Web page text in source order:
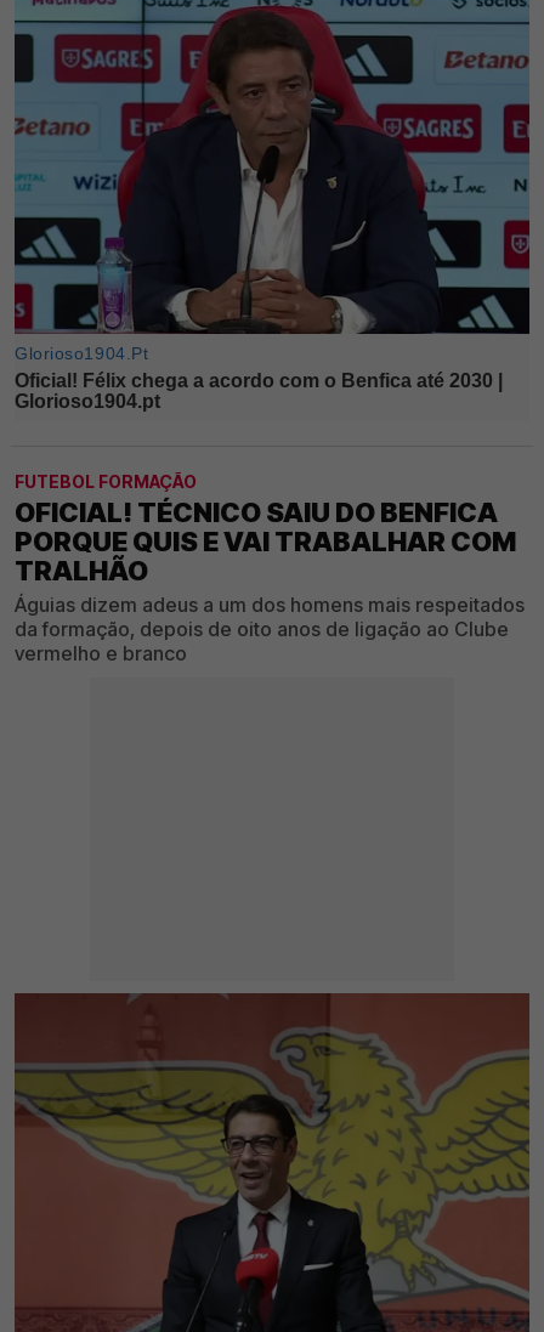
FUTEBOL FORMAÇÃO
OFICIAL! TÉCNICO SAIU DO BENFICA
PORQUE QUIS E VAI TRABALHAR COM
TRALHÃO
Águias dizem adeus a um dos homens mais respeitados
da formação, depois de oito anos de ligação ao Clube
vermelho e branco